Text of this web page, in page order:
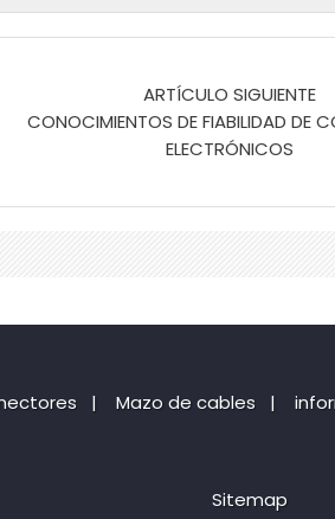
ARTÍCULO SIGUIENTE
CONOCIMIENTOS DE FIABILIDAD DE
ELECTRÓNICOS
| Mazo de cables |
Sitemap